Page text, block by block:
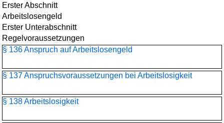
Erster Abschnitt
Arbeitslosengeld
Erster Unterabschnitt
Regelvoraussetzungen
§ 136 Anspruch auf Arbeitslosengeld
§ 137 Anspruchsvoraussetzungen bei Arbeitslosigkeit
§ 138 Arbeitslosigkeit